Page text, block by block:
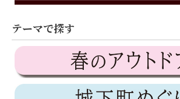
テーマで探す